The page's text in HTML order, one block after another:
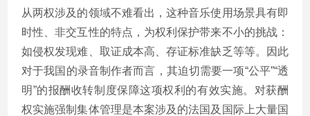
从两权涉及的领域不难看出，这种音乐使用场景具有即
时性、非交互性的特点，为权利保护带来不小的挑战：
如侵权发现难、取证成本高、存证标准缺乏等等。因此
对于我国的录音制作者而言，其迫切需要一项“公平”“透
明”的报酬收转制度保障这项权利的有效实施。对获酬
权实施强制集体管理是本案涉及的法国及国际上大量国